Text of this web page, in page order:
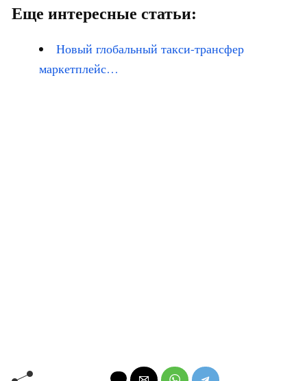
Еще интересные статьи:
Новый глобальный такси-трансфер
маркетплейс…